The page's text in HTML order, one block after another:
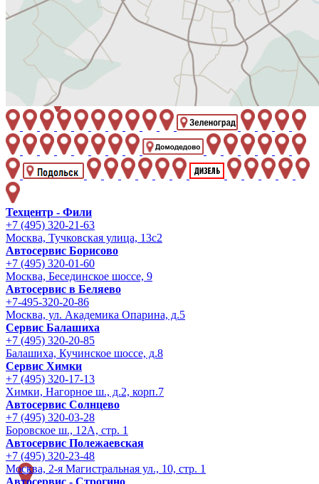
Техцентр - Фили
+7 (495) 320-21-63
Москва, Тучковская улица, 13с2
Автосервис Борисово
+7 (495) 320-01-60
Москва, Бесединское шоссе, 9
Автосервис в Беляево
+7-495-320-20-86
Москва, ул. Академика Опарина, д.5
Сервис Балашиха
+7 (495) 320-20-85
Балашиха, Кучинское шоссе, д.8
Сервис Химки
+7 (495) 320-17-13
Химки, Нагорное ш., д.2, корп.7
Автосервис Солнцево
+7 (495) 320-03-28
Боровское ш., 12А, стр. 1
Автосервис Полежаевская
+7 (495) 320-23-48
Москва, 2-я Магистральная ул., 10, стр. 1
Автосервис - Строгино